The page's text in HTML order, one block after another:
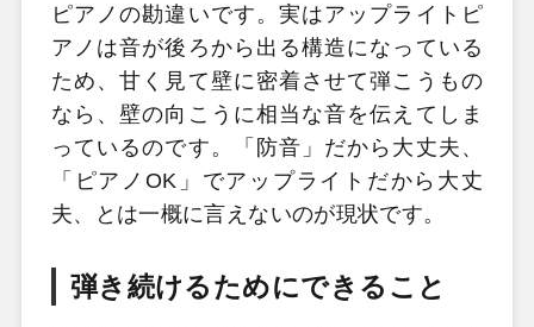
ピアノの勘違いです。実はアップライトピ
アノは音が後ろから出る構造になっている
ため、甘く見て壁に密着させて弾こうもの
なら、壁の向こうに相当な音を伝えてしま
っているのです。「防音」だから大丈夫、
「ピアノOK」でアップライトだから大丈
夫、とは一概に言えないのが現状です。
弾き続けるためにできること